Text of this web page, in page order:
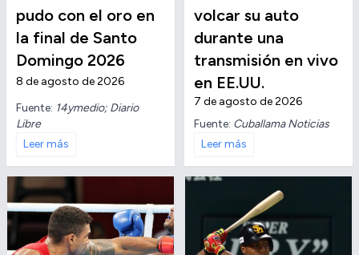
pudo con el oro en
la final de Santo
Domingo 2026
8 de agosto de 2026
Fuente: 14ymedio; Diario
Libre
Leer más
volcar su auto
durante una
transmisión en vivo
en EE.UU.
7 de agosto de 2026
Fuente: Cuballama Noticias
Leer más